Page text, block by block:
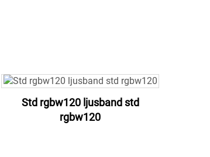
Std rgbw120 ljusband std
rgbw120